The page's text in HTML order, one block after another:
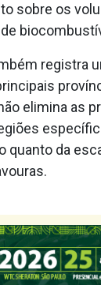
sobre os
registra
elimina as
da